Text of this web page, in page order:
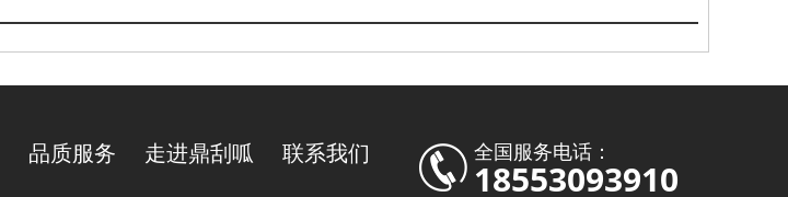
品质服务 走进鼎刮呱 联系我们 全国服务电话：
18553093910